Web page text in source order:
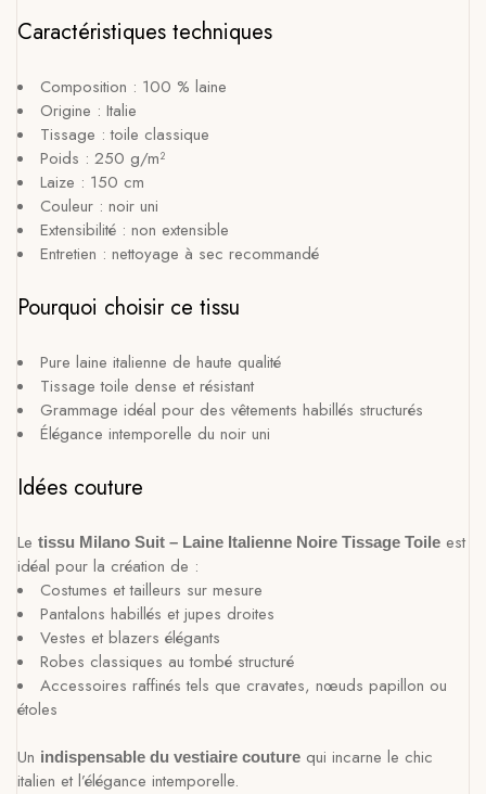
Caractéristiques techniques
Composition : 100 % laine
Origine : Italie
Tissage : toile classique
Poids : 250 g/m²
Laize : 150 cm
Couleur : noir uni
Extensibilité : non extensible
Entretien : nettoyage à sec recommandé
Pourquoi choisir ce tissu
Pure laine italienne de haute qualité
Tissage toile dense et résistant
Grammage idéal pour des vêtements habillés structurés
Élégance intemporelle du noir uni
Idées couture
Le tissu Milano Suit – Laine Italienne Noire Tissage Toile est
idéal pour la création de :
Costumes et tailleurs sur mesure
Pantalons habillés et jupes droites
Vestes et blazers élégants
Robes classiques au tombé structuré
Accessoires raffinés tels que cravates, nœuds papillon ou
étoles
Un indispensable du vestiaire couture qui incarne le chic
italien et l’élégance intemporelle.